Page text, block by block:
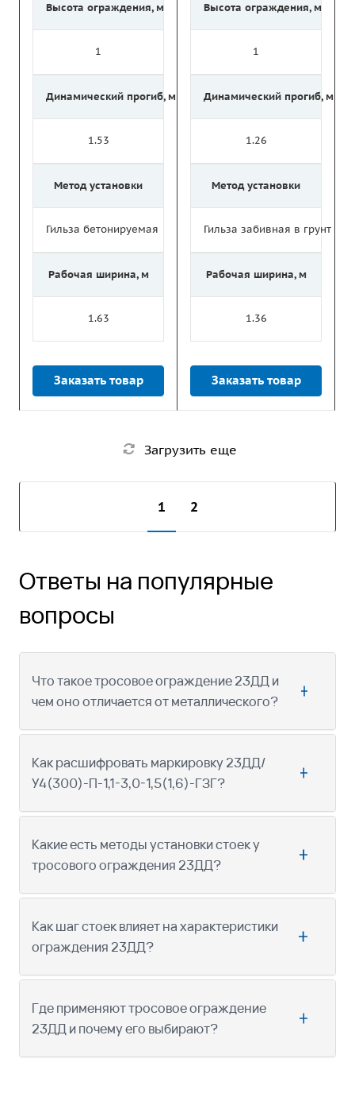
Высота ограждения, м
1
Динамический прогиб, м
1.53
Метод установки
Гильза бетонируемая
Рабочая ширина, м
1.63
Заказать товар
Высота ограждения, м
1
Динамический прогиб, м
1.26
Метод установки
Гильза забивная в грунт
Рабочая ширина, м
1.36
Заказать товар
Загрузить еще
1 2
Ответы на популярные
вопросы
Что такое тросовое ограждение 23ДД и
чем оно отличается от металлического?
Как расшифровать маркировку 23ДД/
У4(300)-П-1,1-3,0-1,5(1,6)-ГЗГ?
Какие есть методы установки стоек у
тросового ограждения 23ДД?
Как шаг стоек влияет на характеристики
ограждения 23ДД?
Где применяют тросовое ограждение
23ДД и почему его выбирают?